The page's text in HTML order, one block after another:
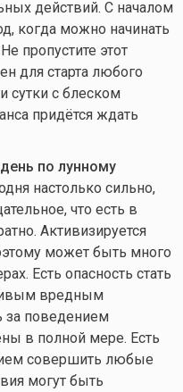
действий. С началом
когда можно начинать
пропустите этот
для старта любого
сутки с блеском
придётся ждать
по лунному
настолько сильно,
что есть в
Активизируется
может быть много
Есть опасность стать
вредным
за поведением
в полной мере. Есть
совершить любые
могут быть